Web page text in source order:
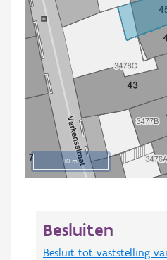
10 m
Besluiten
Besluit tot vaststelling